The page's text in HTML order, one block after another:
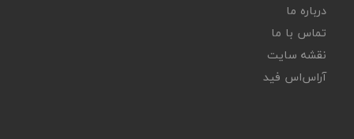
درباره ما
تماس با ما
نقشه سایت
آر‌اس‌اس فید